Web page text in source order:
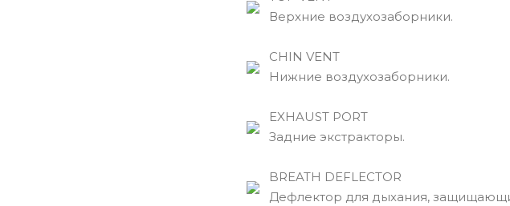
Верхние воздухозаборники.
CHIN VENT
Нижние воздухозаборники.
EXHAUST PORT
Задние экстракторы.
BREATH DEFLECTOR
Дефлектор для дыхания,